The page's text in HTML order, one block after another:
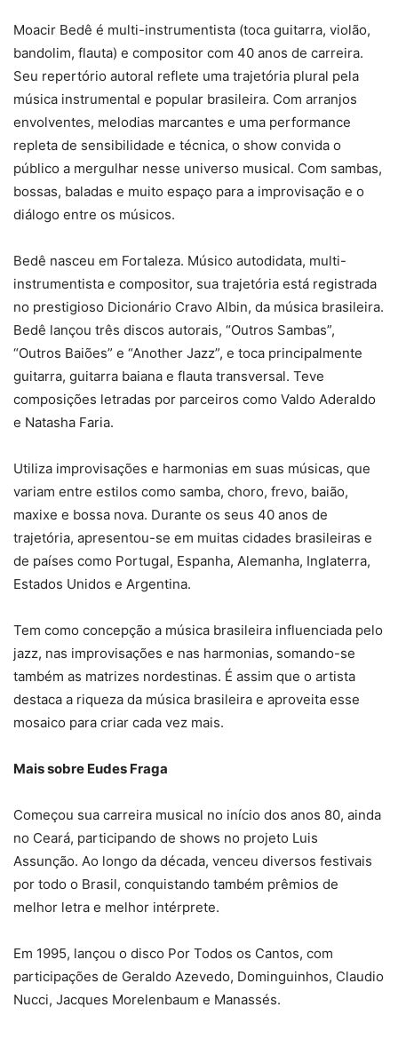
Moacir Bedê é multi-instrumentista (toca guitarra, violão,
bandolim, flauta) e compositor com 40 anos de carreira.
Seu repertório autoral reflete uma trajetória plural pela
música instrumental e popular brasileira. Com arranjos
envolventes, melodias marcantes e uma performance
repleta de sensibilidade e técnica, o show convida o
público a mergulhar nesse universo musical. Com sambas,
bossas, baladas e muito espaço para a improvisação e o
diálogo entre os músicos.
Bedê nasceu em Fortaleza. Músico autodidata, multi-
instrumentista e compositor, sua trajetória está registrada
no prestigioso Dicionário Cravo Albin, da música brasileira.
Bedê lançou três discos autorais, “Outros Sambas”,
“Outros Baiões” e “Another Jazz”, e toca principalmente
guitarra, guitarra baiana e flauta transversal. Teve
composições letradas por parceiros como Valdo Aderaldo
e Natasha Faria.
Utiliza improvisações e harmonias em suas músicas, que
variam entre estilos como samba, choro, frevo, baião,
maxixe e bossa nova. Durante os seus 40 anos de
trajetória, apresentou-se em muitas cidades brasileiras e
de países como Portugal, Espanha, Alemanha, Inglaterra,
Estados Unidos e Argentina.
Tem como concepção a música brasileira influenciada pelo
jazz, nas improvisações e nas harmonias, somando-se
também as matrizes nordestinas. É assim que o artista
destaca a riqueza da música brasileira e aproveita esse
mosaico para criar cada vez mais.
Mais sobre Eudes Fraga
Começou sua carreira musical no início dos anos 80, ainda
no Ceará, participando de shows no projeto Luis
Assunção. Ao longo da década, venceu diversos festivais
por todo o Brasil, conquistando também prêmios de
melhor letra e melhor intérprete.
Em 1995, lançou o disco Por Todos os Cantos, com
participações de Geraldo Azevedo, Dominguinhos, Claudio
Nucci, Jacques Morelenbaum e Manassés.